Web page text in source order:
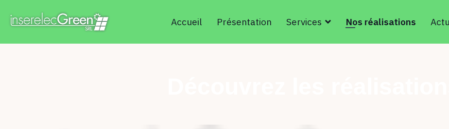
Accueil Présentation Services Nos réalisations Actu